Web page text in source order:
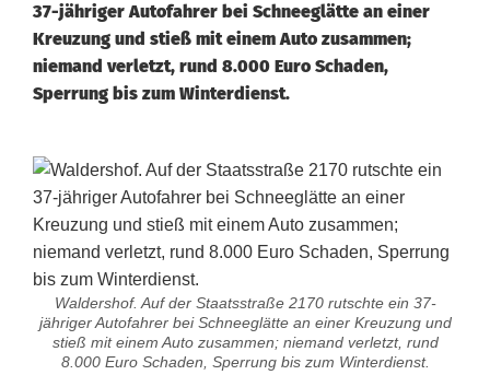
37-jähriger Autofahrer bei Schneeglätte an einer
Kreuzung und stieß mit einem Auto zusammen;
niemand verletzt, rund 8.000 Euro Schaden,
Sperrung bis zum Winterdienst.
Waldershof. Auf der Staatsstraße 2170 rutschte ein 37-
jähriger Autofahrer bei Schneeglätte an einer Kreuzung und
stieß mit einem Auto zusammen; niemand verletzt, rund
8.000 Euro Schaden, Sperrung bis zum Winterdienst.